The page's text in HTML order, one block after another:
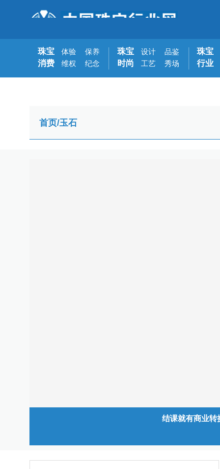
珠宝
消费
体验
维权
保养
纪念
珠宝
时尚
设计
工艺
品鉴
秀场
珠宝
行业
首页/玉石
结课就有商业转